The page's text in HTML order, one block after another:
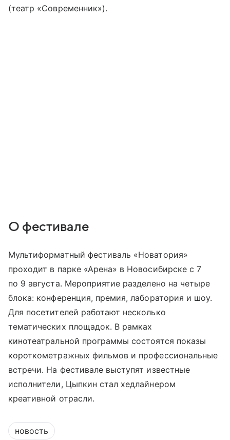
(театр «Современник»).
О фестивале
Мультиформатный фестиваль «Новатория»
проходит в парке «Арена» в Новосибирске с 7
по 9 августа. Мероприятие разделено на четыре
блока: конференция, премия, лаборатория и шоу.
Для посетителей работают несколько
тематических площадок. В рамках
кинотеатральной программы состоятся показы
короткометражных фильмов и профессиональные
встречи. На фестивале выступят известные
исполнители, Цыпкин стал хедлайнером
креативной отрасли.
новость